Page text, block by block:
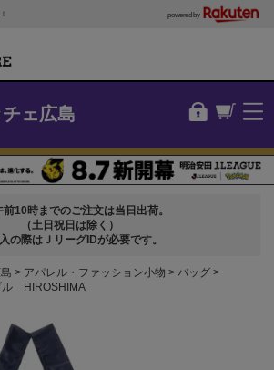
powered by
ェ広島
前10時までのご注文は当日出荷。
（土日祝日は除く）
の際はＪリーグIDが必要です。
アパレル・ファッション小物
バッグ
HIROSHIMA